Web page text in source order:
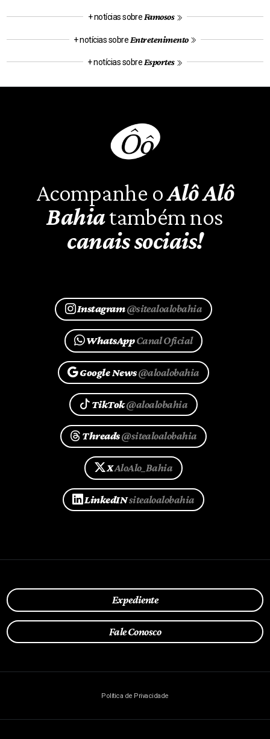
+ notícias sobreFamosos
+ notícias sobre Entretenimento
+ notícias sobreEsportes
Acompanhe oAlô Alô
Bahiatambém nos
canais sociais!
Instagram@sitealoalobahia
WhatsAppCanal Oficial
Google News@aloalobahia
TikTok@aloalobahia
Threads@sitealoalobahia
XAloAlo_Bahia
LinkedINsitealoalobahia
Expediente
Fale Conosco
Política de Privacidade